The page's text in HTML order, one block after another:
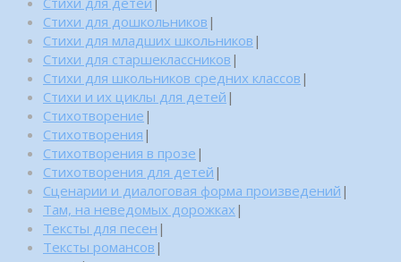
Стихи для дошкольников |
Стихи для младших школьников |
Стихи для старшеклассников |
Стихи для школьников средних классов |
Стихи и их циклы для детей |
Стихотворение |
Стихотворения |
Стихотворения в прозе |
Стихотворения для детей |
Сценарии и диалоговая форма произведений |
Там, на неведомых дорожках |
Тексты для песен |
Тексты романсов |